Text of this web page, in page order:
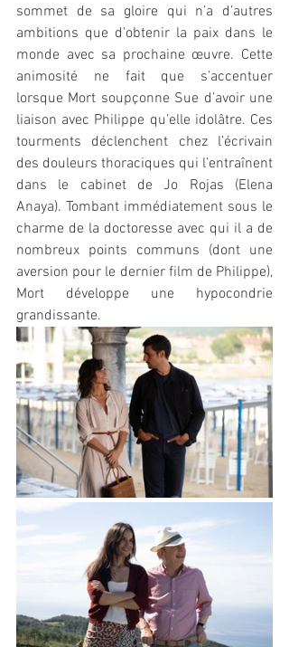
sommet de sa gloire qui n’a d’autres
ambitions que d’obtenir la paix dans le
monde avec sa prochaine œuvre. Cette
animosité ne fait que s’accentuer
lorsque Mort soupçonne Sue d’avoir une
liaison avec Philippe qu’elle idolâtre. Ces
tourments déclenchent chez l’écrivain
des douleurs thoraciques qui l’entraînent
dans le cabinet de Jo Rojas (Elena
Anaya). Tombant immédiatement sous le
charme de la doctoresse avec qui il a de
nombreux points communs (dont une
aversion pour le dernier film de Philippe),
Mort développe une hypocondrie
grandissante.